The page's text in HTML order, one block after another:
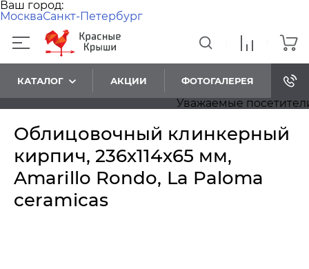
Ваш город:
МоскваСанкт-Петербург
КАТАЛОГ АКЦИИ ФОТОГАЛЕРЕЯ
Уважаемые посетители!
Облицовочный клинкерный
кирпич, 236х114х65 мм,
Amarillo Rondo, La Paloma
ceramicas